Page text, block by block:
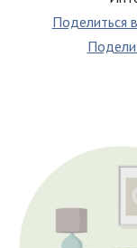
Поделиться